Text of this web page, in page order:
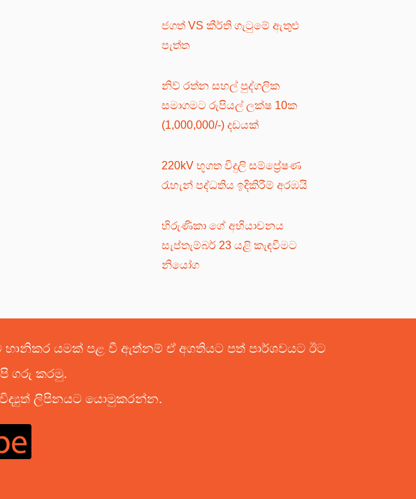
ජගත් VS කීර්ති ගැටුමේ ඇතුළු
පැත්ත
නිව් රත්න සහල් පුද්ගලික
සමාගමට රුපියල් ලක්ෂ 10ක
(1,000,000/-) දඩයක්
220kV භූගත විදුලි සම්ප්‍රේෂණ
රැහැන් පද්ධතිය ඉදිකිරීම් අරඹයි
හිරුණිකා ගේ අභියාචනය
සැප්තැම්බර් 23 යළි කැඳවීමට
නියෝග
හානිකර යමක් පළ වී ඇත්නම් ඒ අගතියට පත් පාර්ශවයට ඊට
ගරු කරමු.
ලිපිනයට යොමුකරන්න.